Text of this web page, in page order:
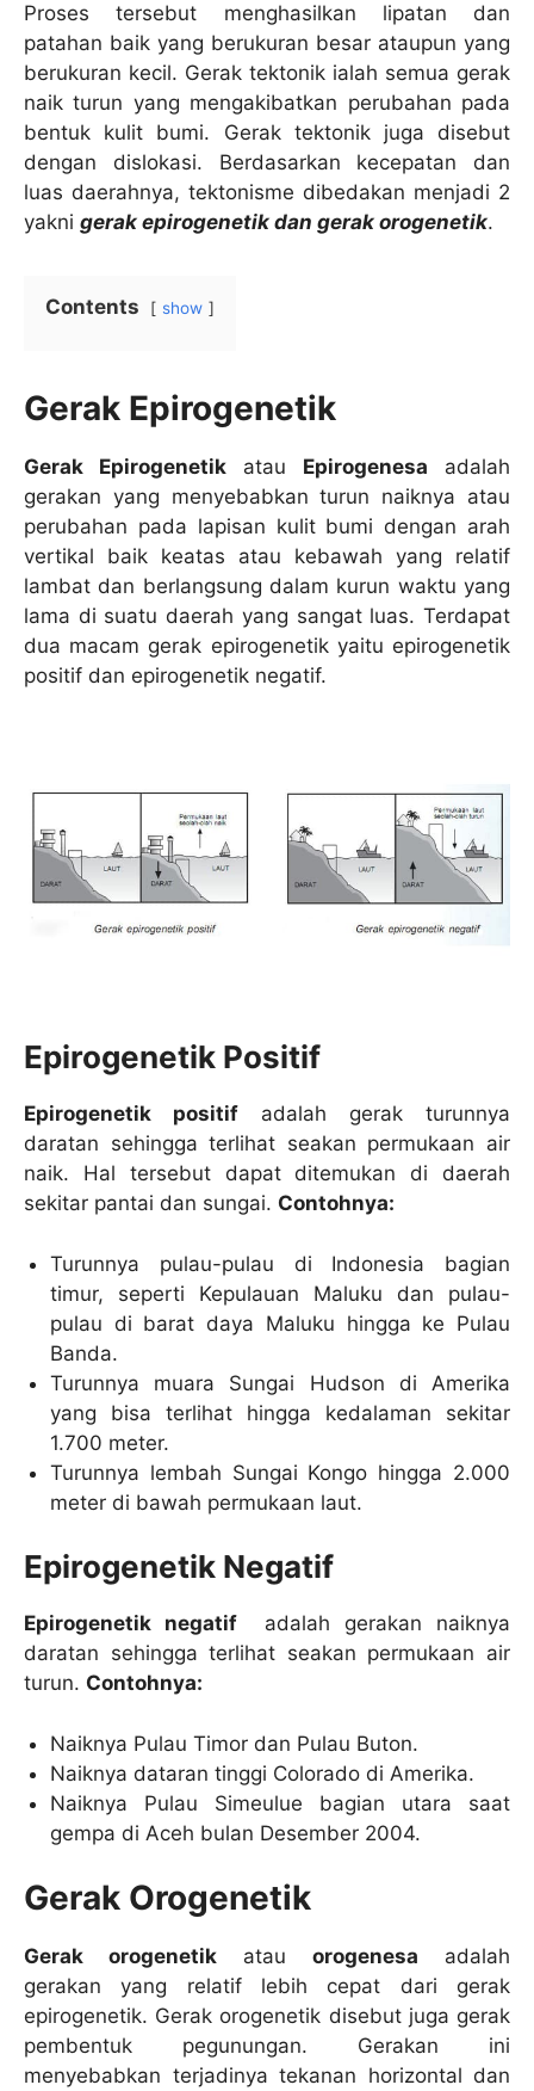
Proses tersebut menghasilkan lipatan dan
patahan baik yang berukuran besar ataupun yang
berukuran kecil. Gerak tektonik ialah semua gerak
naik turun yang mengakibatkan perubahan pada
bentuk kulit bumi. Gerak tektonik juga disebut
dengan dislokasi. Berdasarkan kecepatan dan
luas daerahnya, tektonisme dibedakan menjadi 2
yakni gerak epirogenetik dan gerak orogenetik.
Contents show
Gerak Epirogenetik
Gerak Epirogenetik atau Epirogenesa adalah
gerakan yang menyebabkan turun naiknya atau
perubahan pada lapisan kulit bumi dengan arah
vertikal baik keatas atau kebawah yang relatif
lambat dan berlangsung dalam kurun waktu yang
lama di suatu daerah yang sangat luas. Terdapat
dua macam gerak epirogenetik yaitu epirogenetik
positif dan epirogenetik negatif.
Epirogenetik Positif
Epirogenetik positif adalah gerak turunnya
daratan sehingga terlihat seakan permukaan air
naik. Hal tersebut dapat ditemukan di daerah
sekitar pantai dan sungai. Contohnya:
Turunnya pulau-pulau di Indonesia bagian
timur, seperti Kepulauan Maluku dan pulau-
pulau di barat daya Maluku hingga ke Pulau
Banda.
Turunnya muara Sungai Hudson di Amerika
yang bisa terlihat hingga kedalaman sekitar
1.700 meter.
Turunnya lembah Sungai Kongo hingga 2.000
meter di bawah permukaan laut.
Epirogenetik Negatif
Epirogenetik negatifadalah gerakan naiknya
daratan sehingga terlihat seakan permukaan air
turun. Contohnya:
Naiknya Pulau Timor dan Pulau Buton.
Naiknya dataran tinggi Colorado di Amerika.
Naiknya Pulau Simeulue bagian utara saat
gempa di Aceh bulan Desember 2004.
Gerak Orogenetik
Gerak orogenetik atau orogenesa adalah
gerakan yang relatif lebih cepat dari gerak
epirogenetik. Gerak orogenetik disebut juga gerak
pembentuk pegunungan. Gerakan ini
menyebabkan terjadinya tekanan horizontal dan